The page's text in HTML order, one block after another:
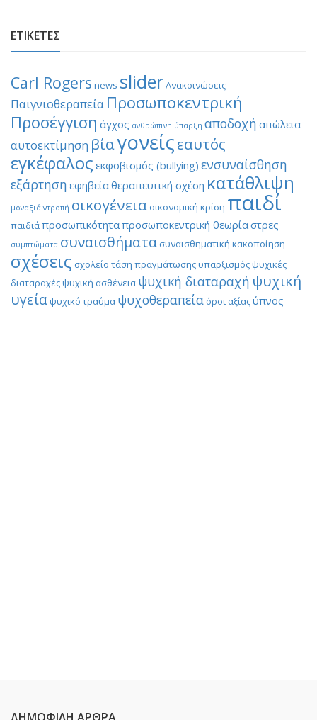
ΕΤΙΚΕΤΕΣ
Carl Rogers news sliderΑνακοινώσεις
Παιγνιοθεραπεία Προσωποκεντρική
Προσέγγιση άγχος ανθρώπινη ύπαρξη αποδοχή απώλεια
αυτοεκτίμηση βίαγονείςεαυτός
εγκέφαλος εκφοβισμός (bullying) ενσυναίσθηση
εξάρτηση εφηβείαθεραπευτική σχέση κατάθλιψη
μοναξιά ντροπή οικογένεια οικονομική κρίση παιδί
παιδιάπροσωπικότηταπροσωποκεντρική θεωρίαστρες
συμπτώματα συναισθήματασυναισθηματική κακοποίηση
σχέσεις σχολείο τάση πραγμάτωσηςυπαρξισμόςψυχικές
διαταραχέςψυχική ασθένεια ψυχική διαταραχή ψυχική
υγείαψυχικό τραύμα ψυχοθεραπεία όροι αξίαςύπνος